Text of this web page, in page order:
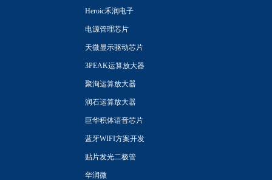
Heroic禾润电子
电源管理芯片
天微显示驱动芯片
3PEAK运算放大器
聚洵运算放大器
润石运算放大器
巨华积体语音芯片
蓝牙WIFI方案开发
贴片发光二极管
华润微